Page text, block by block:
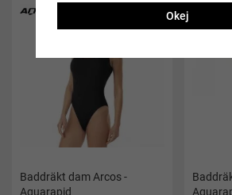
Baddräkt dam Arcos -
Aquarapid
Okej